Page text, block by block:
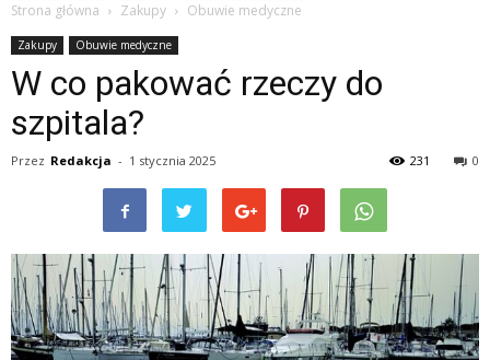
Strona główna Zakupy Obuwie medyczne
Zakupy Obuwie medyczne
W co pakować rzeczy do
szpitala?
Przez Redakcja - 1 stycznia 2025 0
231